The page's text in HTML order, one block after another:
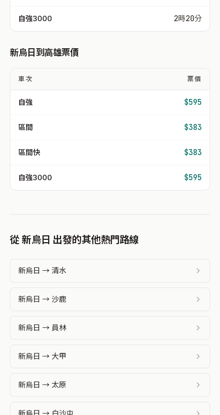
自強3000 2時20分
新烏日到高雄票價
車次 票價
自強 $595
區間 $383
區間快 $383
自強3000 $595
從 新烏日 出發的其他熱門路線
新烏日 → 清水
新烏日 → 沙鹿
新烏日 → 員林
新烏日 → 大甲
新烏日 → 太原